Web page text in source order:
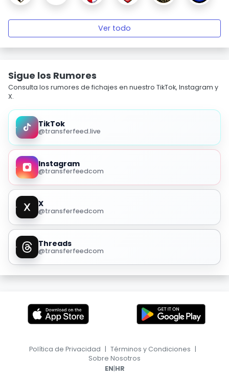
Ver todo
Sigue los Rumores
Consulta los rumores de fichajes en nuestro TikTok, Instagram y
X.
TikTok
@transferfeed.live
Instagram
@transferfeedcom
X
@transferfeedcom
Threads
@transferfeedcom
Política de Privacidad | Términos y Condiciones |
Sobre Nosotros
EN|HR